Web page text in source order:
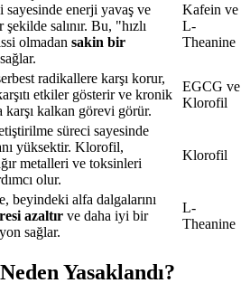
sayesinde enerji yavaş ve
salınır. Bu, "hızlı
olmadan sakin bir
sağlar.
Kafein ve
L-
Theanine
radikallere karşı korur,
etkiler gösterir ve kronik
karşı kalkan görevi görür.
EGCG ve
Klorofil
süreci sayesinde
yüksektir. Klorofil,
metalleri ve toksinleri
olur.
Klorofil
beyindeki alfa dalgalarını
azaltır ve daha iyi bir
sağlar.
L-
Theanine
Yasaklandı?